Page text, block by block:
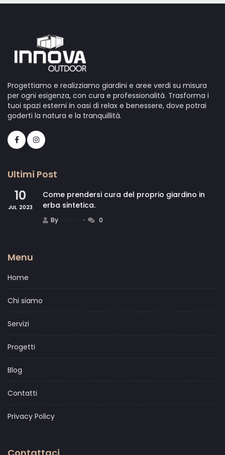
Progettiamo e realizziamo giardini e aree verdi su misura
per ogni esigenza, con cura e professionalità. Trasforma i
tuoi spazi esterni in oasi di relax e benessere, dove potrai
goderti la natura e la tranquillità.
Ultimi Post
10
JUL 2023
Come prendersi cura del proprio giardino in
erba sintetica.
By 0
Menu
Home
Chi siamo
Servizi
Progetti
Blog
Contatti
Privacy Policy